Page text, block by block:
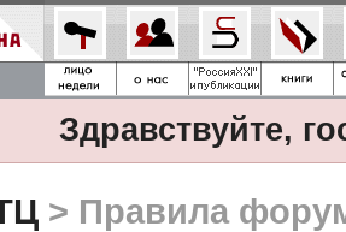
Здравствуйте,
> Правила